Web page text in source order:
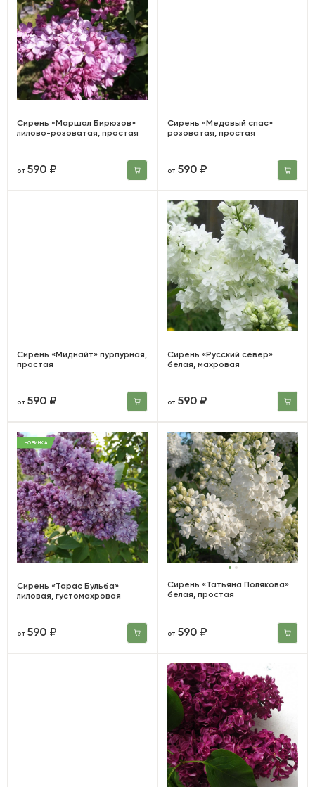
Сирень «Маршал Бирюзов»
лилово-розоватая, простая
от590 ₽
Сирень «Медовый спас»
розоватая, простая
от590 ₽
Сирень «Миднайт» пурпурная,
простая
от590 ₽
Сирень «Русский север»
белая, махровая
от590 ₽
НОВИНКА
Сирень «Тарас Бульба»
лиловая, густомахровая
от590 ₽
Сирень «Татьяна Полякова»
белая, простая
от590 ₽